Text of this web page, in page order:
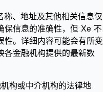
、地址及其他相关信息仅
保信息的准确性，但 Xe 不
性。详细内容可能会有所变
各金融机构提供的最新数
构或中介机构的法律地